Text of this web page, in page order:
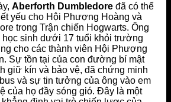
Aberforth Dumbledore đã có thể
yếu cho Hội Phượng Hoàng và
trong Trận chiến Hogwarts. Ông
học sinh dưới 17 tuổi khỏi trường
cho các thành viên Hội Phượng
Sự tồn tại của con đường bí mật
giữ kín và bảo vệ, đã chứng minh
và sự tin tưởng của ông vào em
của họ đầy sóng gió. Đây là một